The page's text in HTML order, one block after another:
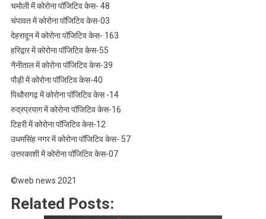
चमोली में कोरोना पॉजिटिव केस- 48
चंपावत में कोरोना पॉजिटिव केस-03
देहरादून में कोरोना पॉजिटिव केस- 163
हरिद्वार में कोरोना पॉजिटिव केस-55
नैनीताल में कोरोना पॉजिटिव केस-39
पौड़ी में कोरोना पॉजिटिव केस-40
पिथौरागढ़ में कोरोना पॉजिटिव केस -14
रुद्रप्रयाग में कोरोना पॉजिटिव केस-16
टिहरी में कोरोना पॉजिटिव केस-12
उधमसिंह नगर में कोरोना पॉजिटिव केस- 57
उत्तरकाशी में कोरोना पॉजिटिव केस-07
©web news 2021
Related Posts: